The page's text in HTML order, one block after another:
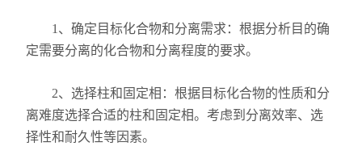
1、确定目标化合物和分离需求：根据分析目的确
定需要分离的化合物和分离程度的要求。
2、选择柱和固定相：根据目标化合物的性质和分
离难度选择合适的柱和固定相。考虑到分离效率、选
择性和耐久性等因素。